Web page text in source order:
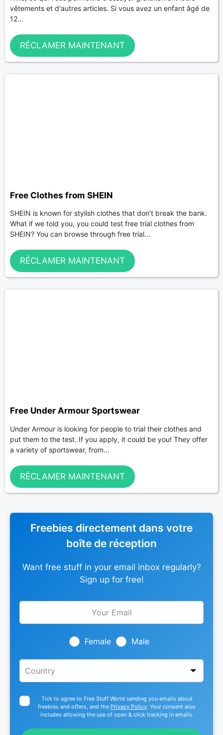
vêtements et d'autres articles. Si vous avez un enfant âgé de
12...
RÉCLAMER MAINTENANT
Free Clothes from SHEIN
SHEIN is known for stylish clothes that don’t break the bank.
What if we told you, you could test free trial clothes from
SHEIN? You can browse through free trial...
RÉCLAMER MAINTENANT
Free Under Armour Sportswear
Under Armour is looking for people to trial their clothes and
put them to the test. If you apply, it could be you! They offer
a variety of sportswear, from...
RÉCLAMER MAINTENANT
Freebies directement dans votre
boîte de réception
Want free stuff in your email inbox regularly?
Sign up for free!
Leave
Female Male
Tick to agree to Free Stuff World sending you emails about
freebies and offers, and the Privacy Policy. Your consent also
includes allowing the use of open & click tracking in emails.